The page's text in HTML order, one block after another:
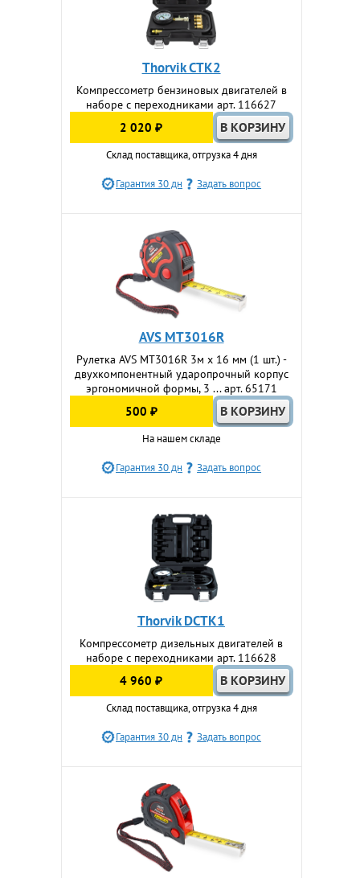
Thorvik CTK2
Компрессометр бензиновых двигателей в
наборе с переходниками арт. 116627
2 020 ₽
Склад поставщика, отгрузка 4 дня
Гарантия 30 дн Задать вопрос
AVS MT3016R
Рулетка AVS MT3016R 3м х 16 мм (1 шт.) -
двухкомпонентный ударопрочный корпус
эргономичной формы, 3 ... арт. 65171
500 ₽
На нашем складе
Гарантия 30 дн Задать вопрос
Thorvik DCTK1
Компрессометр дизельных двигателей в
наборе с переходниками арт. 116628
4 960 ₽
Склад поставщика, отгрузка 4 дня
Гарантия 30 дн Задать вопрос